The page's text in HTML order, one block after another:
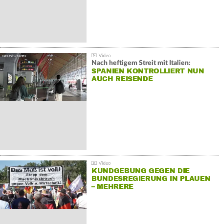
Nach heftigem Streit mit Italien:
SPANIEN KONTROLLIERT NUN
AUCH REISENDE
KUNDGEBUNG GEGEN DIE
BUNDESREGIERUNG IN PLAUEN
– MEHRERE